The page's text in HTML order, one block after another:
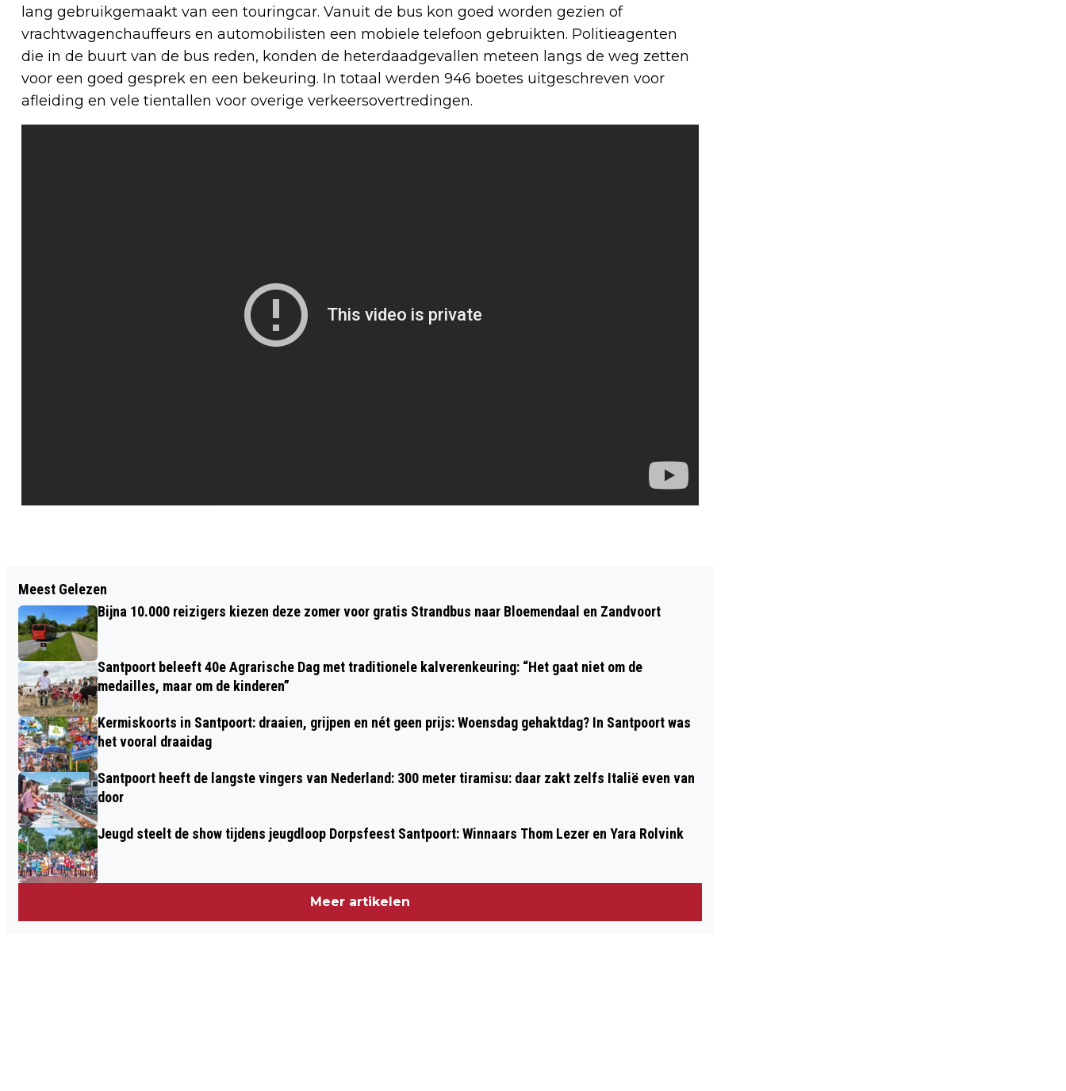
lang gebruikgemaakt van een touringcar. Vanuit de bus kon goed worden gezien of
vrachtwagenchauffeurs en automobilisten een mobiele telefoon gebruikten. Politieagenten
die in de buurt van de bus reden, konden de heterdaadgevallen meteen langs de weg zetten
voor een goed gesprek en een bekeuring. In totaal werden 946 boetes uitgeschreven voor
afleiding en vele tientallen voor overige verkeersovertredingen.
NIEUWE TECHNIEKVLEUGELS NOVA
COLLEGE BEVERWIJK FEESTELIJK
GEOPEND
SCHOOLKINDEREN IN HAÏTI
Meest Gelezen
Bijna 10.000 reizigers kiezen deze zomer voor gratis Strandbus naar Bloemendaal en Zandvoort
Santpoort beleeft 40e Agrarische Dag met traditionele kalverenkeuring: “Het gaat niet om de
medailles, maar om de kinderen”
Kermiskoorts in Santpoort: draaien, grijpen en nét geen prijs: Woensdag gehaktdag? In Santpoort was
het vooral draaidag
Santpoort heeft de langste vingers van Nederland: 300 meter tiramisu: daar zakt zelfs Italië even van
door
Jeugd steelt de show tijdens jeugdloop Dorpsfeest Santpoort: Winnaars Thom Lezer en Yara Rolvink
Meer artikelen